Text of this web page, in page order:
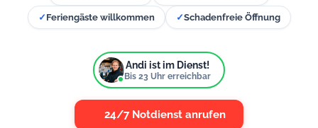
✓ Feriengäste willkommen ✓Schadenfreie Öffnung
Andi ist im Dienst!
Bis 23 Uhr erreichbar
24/7 Notdienst anrufen